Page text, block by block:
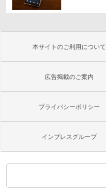
本サイトのご利用について
広告掲載のご案内
プライバシーポリシー
インプレスグループ